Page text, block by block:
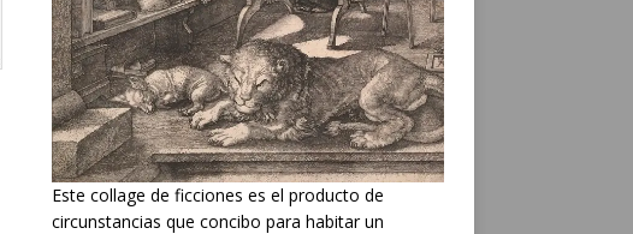
Este collage de ficciones es el producto de
circunstancias que concibo para habitar un